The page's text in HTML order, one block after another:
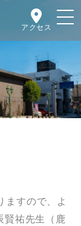
アクセス
ますので、よ
祐先生（鹿